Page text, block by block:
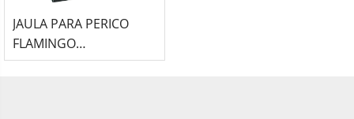
JAULA PARA PERICO
FLAMINGO
(52x30x61cm) -